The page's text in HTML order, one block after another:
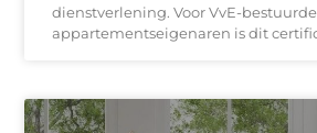
dienstverlening. Voor VvE-
appartementseigenaren is dit